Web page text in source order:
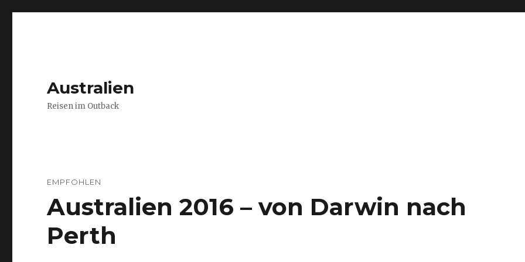
Australien
Reisen im Outback
EMPFOHLEN
Australien 2016 – von Darwin nach
Perth